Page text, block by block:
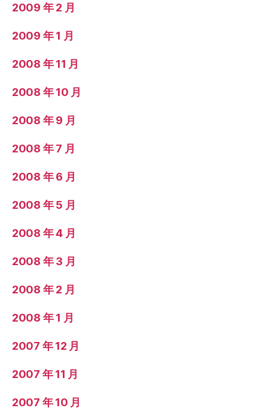
2009 年 2 月
2009 年 1 月
2008 年 11 月
2008 年 10 月
2008 年 9 月
2008 年 7 月
2008 年 6 月
2008 年 5 月
2008 年 4 月
2008 年 3 月
2008 年 2 月
2008 年 1 月
2007 年 12 月
2007 年 11 月
2007 年 10 月